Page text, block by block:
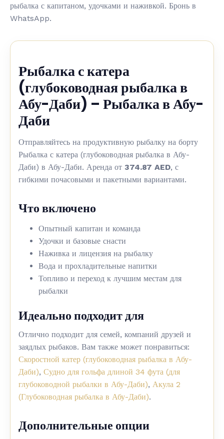
рыбалка с капитаном, удочками и наживкой. Бронь в
WhatsApp.
Рыбалка с катера
(глубоководная рыбалка в
Абу-Даби) – Рыбалка в Абу-
Даби
Отправляйтесь на продуктивную рыбалку на борту
Рыбалка с катера (глубоководная рыбалка в Абу-
Даби) в Абу-Даби. Аренда от 374.87 AED, с
гибкими почасовыми и пакетными вариантами.
Что включено
Опытный капитан и команда
Удочки и базовые снасти
Наживка и лицензия на рыбалку
Вода и прохладительные напитки
Топливо и переход к лучшим местам для
рыбалки
Идеально подходит для
Отлично подходит для семей, компаний друзей и
заядлых рыбаков. Вам также может понравиться:
Скоростной катер (глубоководная рыбалка в Абу-
Даби), Судно для гольфа длиной 34 фута (для
глубоководной рыбалки в Абу-Даби), Акула 2
(Глубоководная рыбалка в Абу-Даби).
Дополнительные опции